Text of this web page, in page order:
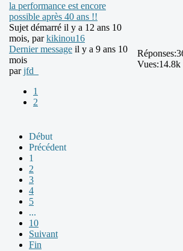
la performance est encore
possible après 40 ans !!
Sujet démarré il y a 12 ans 10
mois, parkikinou16
Dernier message il y a 9 ans 10
mois
parjfd_
1
2
Réponses:
Vues:14.8k
Début
Précédent
1
2
3
4
5
...
10
Suivant
Fin